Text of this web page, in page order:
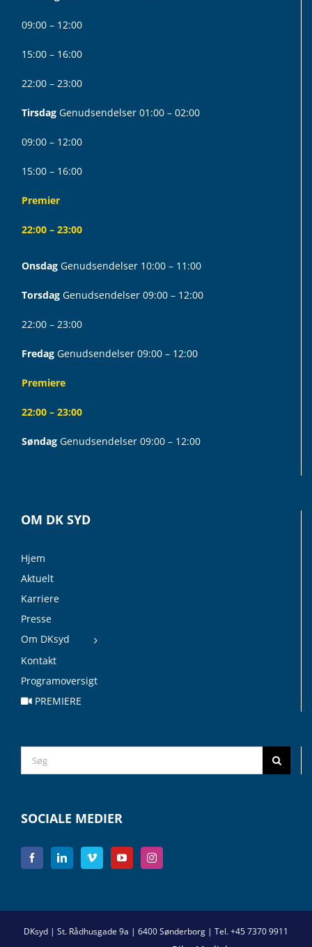
09:00 – 12:00
15:00 – 16:00
22:00 – 23:00
Tirsdag Genudsendelser 01:00 – 02:00
09:00 – 12:00
15:00 – 16:00
Premier
22:00 – 23:00
Onsdag Genudsendelser 10:00 – 11:00
Torsdag Genudsendelser 09:00 – 12:00
22:00 – 23:00
Fredag Genudsendelser 09:00 – 12:00
Premiere
22:00 – 23:00
Søndag Genudsendelser 09:00 – 12:00
OM DK SYD
Hjem
Aktuelt
Karriere
Presse
Om DKsyd
Kontakt
Programoversigt
PREMIERE
Search
for:
SOCIALE MEDIER
DKsyd | St. Rådhusgade 9a | 6400 Sønderborg | Tel. +45 7370 9911